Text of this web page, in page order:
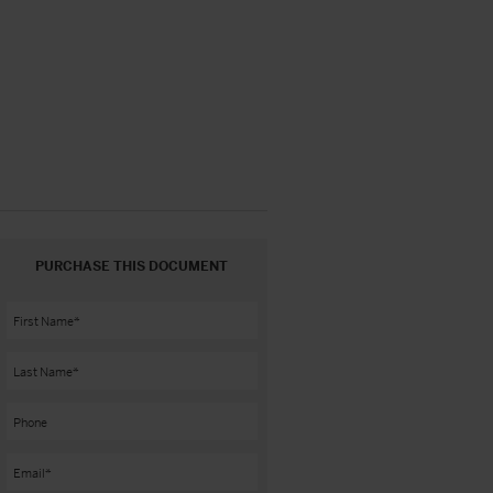
PURCHASE THIS DOCUMENT